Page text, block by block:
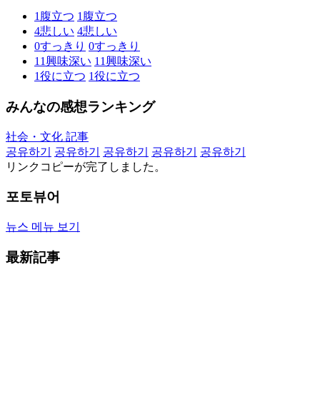
1 腹立つ 1 腹立つ
4悲しい 4悲しい
0すっきり 0すっきり
11興味深い 11興味深い
1役に立つ 1役に立つ
みんなの感想ランキング
社会・文化 記事
공유하기
공유하기 공유하기 공유하기
공유하기
リンクコピーが完了しました。
포토뷰어
뉴스 메뉴 보기
最新記事